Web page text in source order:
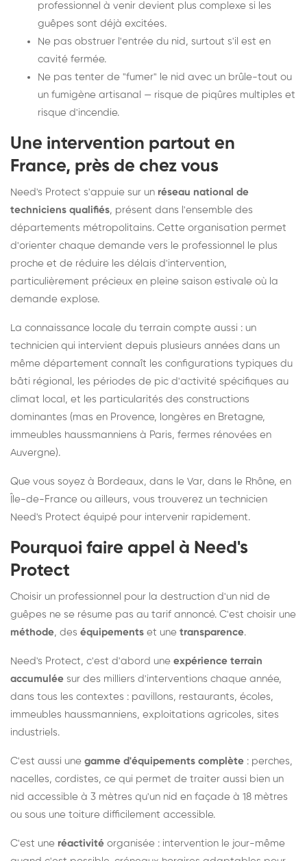
professionnel à venir devient plus complexe si les
guêpes sont déjà excitées.
Ne pas obstruer l'entrée du nid, surtout s'il est en
cavité fermée.
Ne pas tenter de "fumer" le nid avec un brûle-tout ou
un fumigène artisanal — risque de piqûres multiples et
risque d'incendie.
Une intervention partout en
France, près de chez vous
Need's Protect s'appuie sur un réseau national de
techniciens qualifiés, présent dans l'ensemble des
départements métropolitains. Cette organisation permet
d'orienter chaque demande vers le professionnel le plus
proche et de réduire les délais d'intervention,
particulièrement précieux en pleine saison estivale où la
demande explose.
La connaissance locale du terrain compte aussi : un
technicien qui intervient depuis plusieurs années dans un
même département connaît les configurations typiques du
bâti régional, les périodes de pic d'activité spécifiques au
climat local, et les particularités des constructions
dominantes (mas en Provence, longères en Bretagne,
immeubles haussmanniens à Paris, fermes rénovées en
Auvergne).
Que vous soyez à Bordeaux, dans le Var, dans le Rhône, en
Île-de-France ou ailleurs, vous trouverez un technicien
Need's Protect équipé pour intervenir rapidement.
Pourquoi faire appel à Need's
Protect
Choisir un professionnel pour la destruction d'un nid de
guêpes ne se résume pas au tarif annoncé. C'est choisir une
méthode, des équipements et une transparence.
Need's Protect, c'est d'abord une expérience terrain
accumulée sur des milliers d'interventions chaque année,
dans tous les contextes : pavillons, restaurants, écoles,
immeubles haussmanniens, exploitations agricoles, sites
industriels.
C'est aussi une gamme d'équipements complète : perches,
nacelles, cordistes, ce qui permet de traiter aussi bien un
nid accessible à 3 mètres qu'un nid en façade à 18 mètres
ou sous une toiture difficilement accessible.
C'est une réactivité organisée : intervention le jour-même